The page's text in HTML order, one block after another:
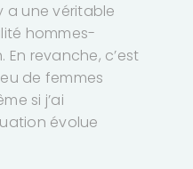
a une véritable
hommes-
revanche, c’est
de femmes
si j’ai
évolue